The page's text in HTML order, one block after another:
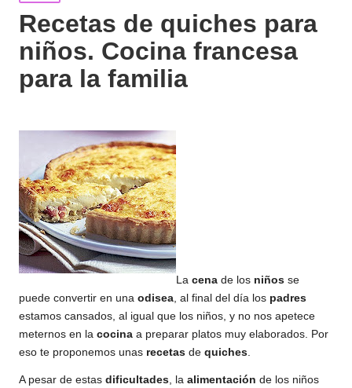
en
Recetas de quiches para
niños. Cocina francesa
para la familia
La cena de los niños se
puede convertir en una odisea , al final del día los padres
estamos cansados, al igual que los niños , y no nos apetece
meternos en la cocina a preparar platos muy elaborados. Por
eso te proponemos unas recetas de quiches
A pesar de estas dificultades , la alimentación de los niños